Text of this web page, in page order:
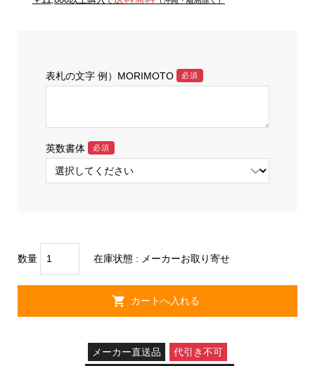
表札の文字 例）MORIMOTO 必須
英数書体 必須
数量 在庫状態 : メーカーお取り寄せ
メーカー直送品
代引き不可